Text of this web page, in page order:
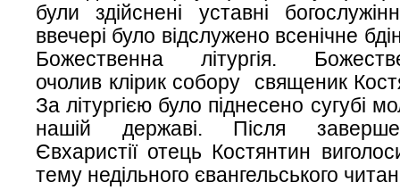
були здійснені уставні
ввечері було відслужено всенічне
Божественна літургія.
очолив клірик собору священик
За літургією було піднесено сугубі
нашій державі. Після
Євхаристії отець Костянтин
тему недільного євангельського